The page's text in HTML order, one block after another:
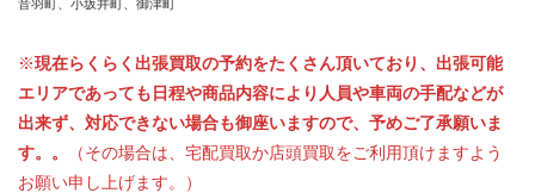
音羽町、小坂井町、御津町
※現在らくらく出張買取の予約をたくさん頂いており、出張可能
エリアであっても日程や商品内容により人員や車両の手配などが
出来ず、対応できない場合も御座いますので、予めご了承願いま
す。。
（その場合は、宅配買取か店頭買取をご利用頂けますよう
お願い申し上げます。）